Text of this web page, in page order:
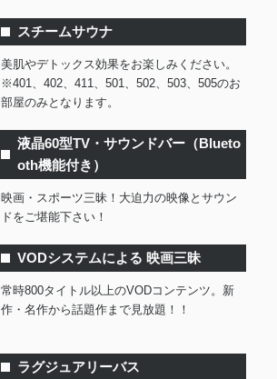
スチームサウナ
美肌やデトックス効果をお楽しみください。
※401、402、411、501、502、503、505のお
部屋のみとなります。
液晶60型TV・サウンドバー（Blueto
oth機能付き）
映画・スポーツ三昧！大迫力の映像とサウン
ドをご堪能下さい！
VODシステムによる 映画三昧
常時800タイトル以上のVODコンテンツ。新
作・名作から話題作まで見放題！！
ラグジュアリーバス